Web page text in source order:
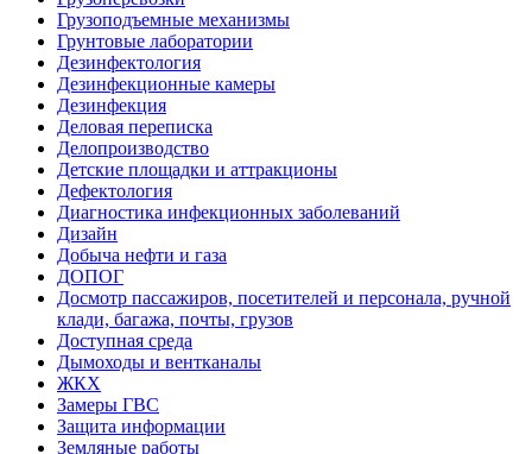
Грузоподъемные механизмы
Грунтовые лаборатории
Дезинфектология
Дезинфекционные камеры
Дезинфекция
Деловая переписка
Делопроизводство
Детские площадки и аттракционы
Дефектология
Диагностика инфекционных заболеваний
Дизайн
Добыча нефти и газа
ДОПОГ
Досмотр пассажиров, посетителей и персонала, ручной
клади, багажа, почты, грузов
Доступная среда
Дымоходы и вентканалы
ЖКХ
Замеры ГВС
Защита информации
Земляные работы